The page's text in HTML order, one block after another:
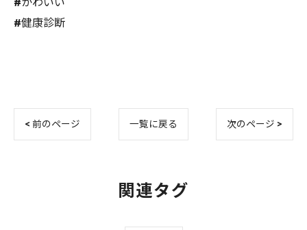
#健康診断
< 前のページ 一覧に戻る 次のページ >
関連タグ